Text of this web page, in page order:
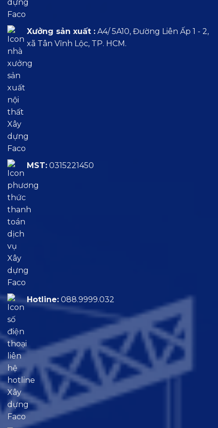
Xưởng sản xuất : A4/ 5A10, Đường Liên Ấp 1 - 2,
xã Tân Vĩnh Lộc, TP. HCM.
MST: 0315221450
Hotline: 088.9999.032